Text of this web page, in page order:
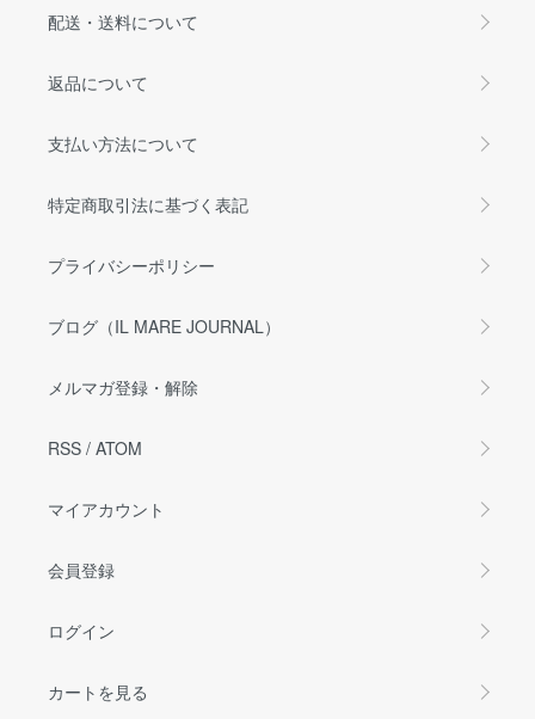
配送・送料について
返品について
支払い方法について
特定商取引法に基づく表記
プライバシーポリシー
ブログ（IL MARE JOURNAL）
メルマガ登録・解除
RSS / ATOM
マイアカウント
会員登録
ログイン
カートを見る